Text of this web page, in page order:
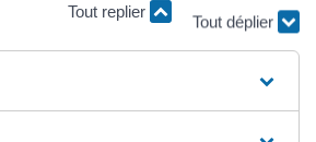
Tout replier
Tout déplier